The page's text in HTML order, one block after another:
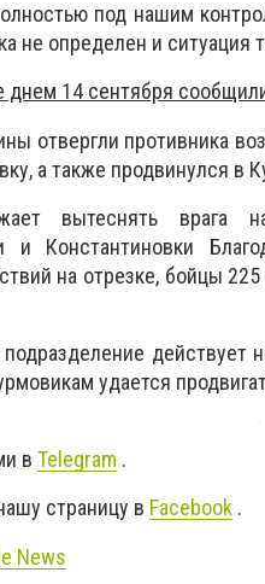
под нашим
не определен и ситуация
днем 14 сентября
отвергли противника
а также продвинулся в
вытеснять врага
и Константиновки
на отрезке, бойцы
действует
удается
в Telegram .
страницу в Facebook .
News